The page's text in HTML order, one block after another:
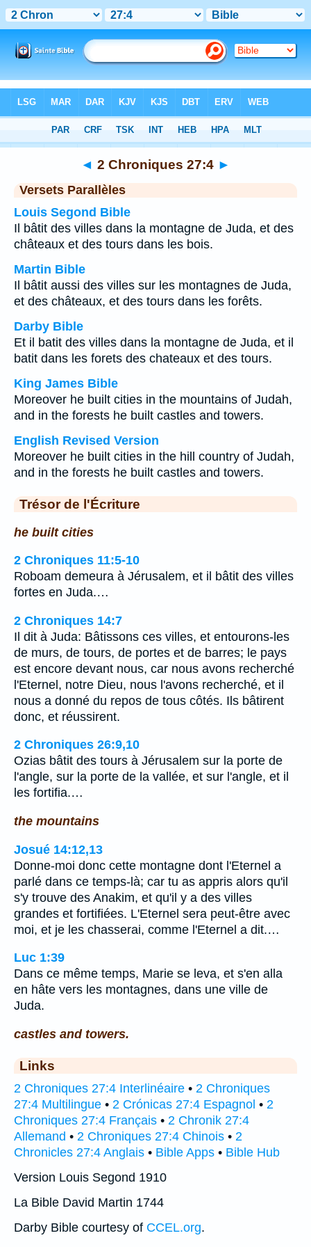
>Chapitre 27 > Verset 4
◄ 2 Chroniques 27:4 ►
Versets Parallèles
Louis Segond Bible
Il bâtit des villes dans la montagne de Juda, et des
châteaux et des tours dans les bois.
Martin Bible
Il bâtit aussi des villes sur les montagnes de Juda,
et des châteaux, et des tours dans les forêts.
Darby Bible
Et il batit des villes dans la montagne de Juda, et il
batit dans les forets des chateaux et des tours.
King James Bible
Moreover he built cities in the mountains of Judah,
and in the forests he built castles and towers.
English Revised Version
Moreover he built cities in the hill country of Judah,
and in the forests he built castles and towers.
Trésor de l'Écriture
he built cities
2 Chroniques 11:5-10
Roboam demeura à Jérusalem, et il bâtit des villes
fortes en Juda.…
2 Chroniques 14:7
Il dit à Juda: Bâtissons ces villes, et entourons-les
de murs, de tours, de portes et de barres; le pays
est encore devant nous, car nous avons recherché
l'Eternel, notre Dieu, nous l'avons recherché, et il
nous a donné du repos de tous côtés. Ils bâtirent
donc, et réussirent.
2 Chroniques 26:9,10
Ozias bâtit des tours à Jérusalem sur la porte de
l'angle, sur la porte de la vallée, et sur l'angle, et il
les fortifia.…
the mountains
Josué 14:12,13
Donne-moi donc cette montagne dont l'Eternel a
parlé dans ce temps-là; car tu as appris alors qu'il
s'y trouve des Anakim, et qu'il y a des villes
grandes et fortifiées. L'Eternel sera peut-être avec
moi, et je les chasserai, comme l'Eternel a dit.…
Luc 1:39
Dans ce même temps, Marie se leva, et s'en alla
en hâte vers les montagnes, dans une ville de
Juda.
castles and towers.
Links
2 Chroniques 27:4 Interlinéaire • 2 Chroniques
27:4 Multilingue • 2 Crónicas 27:4 Espagnol • 2
Chroniques 27:4 Français • 2 Chronik 27:4
Allemand • 2 Chroniques 27:4 Chinois • 2
Chronicles 27:4 Anglais • Bible Apps • Bible Hub
Version Louis Segond 1910
La Bible David Martin 1744
Darby Bible courtesy of CCEL.org.